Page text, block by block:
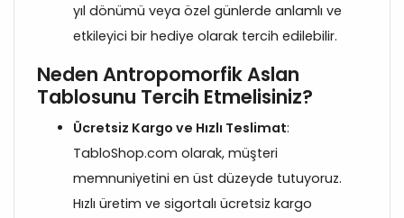
yıl dönümü veya özel günlerde anlamlı ve
etkileyici bir hediye olarak tercih edilebilir.
Neden Antropomorfik Aslan
Tablosunu Tercih Etmelisiniz?
Ücretsiz Kargo ve Hızlı Teslimat:
TabloShop.com olarak, müşteri
memnuniyetini en üst düzeyde tutuyoruz.
Hızlı üretim ve sigortalı ücretsiz kargo